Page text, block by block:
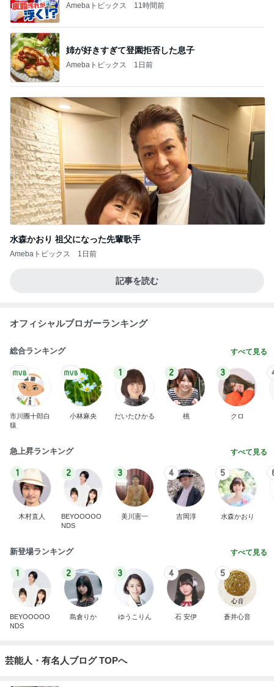
Amebaトピックス 11時間前
姉が好きすぎて登園拒否した息子
Amebaトピックス 1日前
水森かおり 祖父になった先輩歌手
Amebaトピックス 1日前
記事を読む
オフィシャルブロガーランキング
総合ランキング すべて見る
市川團十郎白
猿
小林麻央
1
だいたひかる
2
桃
3
クロ
急上昇ランキング すべて見る
1
木村直人
2
BEYOOOOO
NDS
3
美川憲一
4
吉岡淳
5
水森かおり
新登場ランキング すべて見る
1
BEYOOOOO
NDS
2
島倉りか
3
ゆうこりん
4
石 安伊
5
蒼井心音
芸能人・有名人ブログ TOPへ